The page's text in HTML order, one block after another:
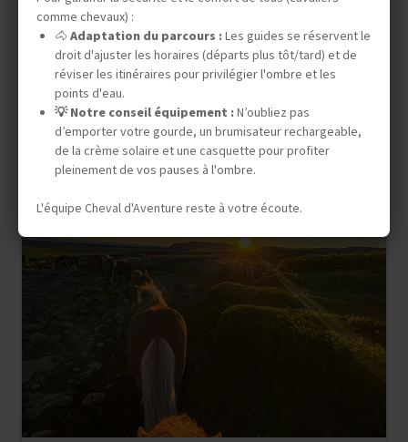
Randonnée Équestre
ISLANDE
LA TRAVERSÉE DES ROIS
9 jours (7 à cheval)
3 680 €
comme chevaux) :
🐴 Adaptation du parcours :Les guides se réservent le
droit d'ajuster les horaires (départs plus tôt/tard) et de
réviser les itinéraires pour privilégier l'ombre et les
points d'eau.
💡 Notre conseil équipement :N’oubliez pas
d’emporter votre gourde, un brumisateur rechargeable,
de la crème solaire et une casquette pour profiter
pleinement de vos pauses à l'ombre.
L'équipe Cheval d'Aventure reste à votre écoute.